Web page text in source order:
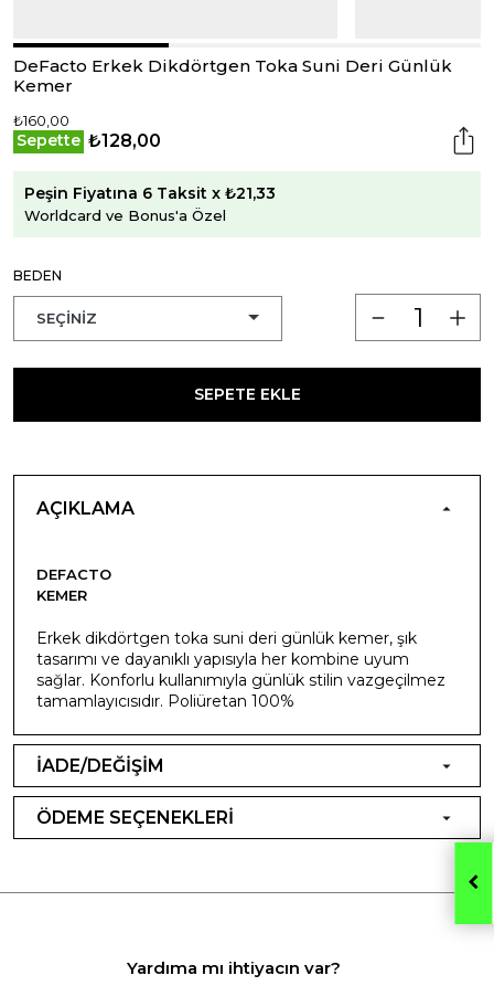
DeFacto Erkek Dikdörtgen Toka Suni Deri Günlük
Kemer
₺160,00
Sepette ₺128,00
Peşin Fiyatına 6 Taksit x ₺21,33
Worldcard ve Bonus'a Özel
BEDEN
SEPETE EKLE
AÇIKLAMA
DEFACTO
KEMER
Erkek dikdörtgen toka suni deri günlük kemer, şık
tasarımı ve dayanıklı yapısıyla her kombine uyum
sağlar. Konforlu kullanımıyla günlük stilin vazgeçilmez
tamamlayıcısıdır. Poliüretan 100%
İADE/DEĞİŞİM
ÖDEME SEÇENEKLERİ
Yardıma mı ihtiyacın var?